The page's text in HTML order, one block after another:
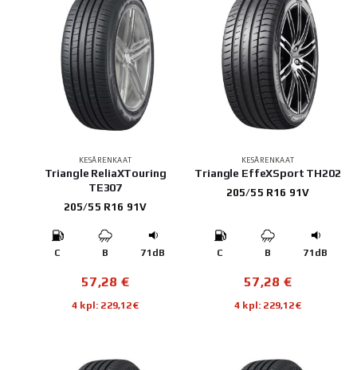
KESÄRENKAAT
Triangle ReliaXTouring
TE307
205/55 R16 91V
C B 71dB
57,28 €
4 kpl: 229,12€
KESÄRENKAAT
Triangle EffeXSport TH202
205/55 R16 91V
C B 71dB
57,28 €
4 kpl: 229,12€